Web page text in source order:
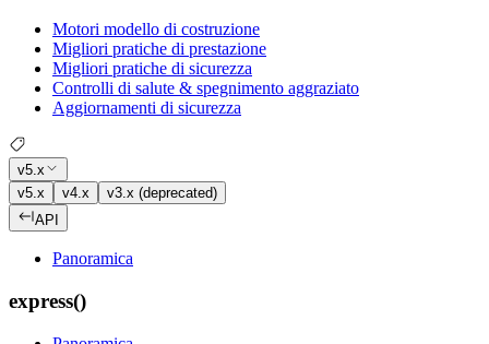
Motori modello di costruzione
Migliori pratiche di prestazione
Migliori pratiche di sicurezza
Controlli di salute & spegnimento aggraziato
Aggiornamenti di sicurezza
v5.x
v5.x
v4.x
v3.x (deprecated)
API
Panoramica
express()